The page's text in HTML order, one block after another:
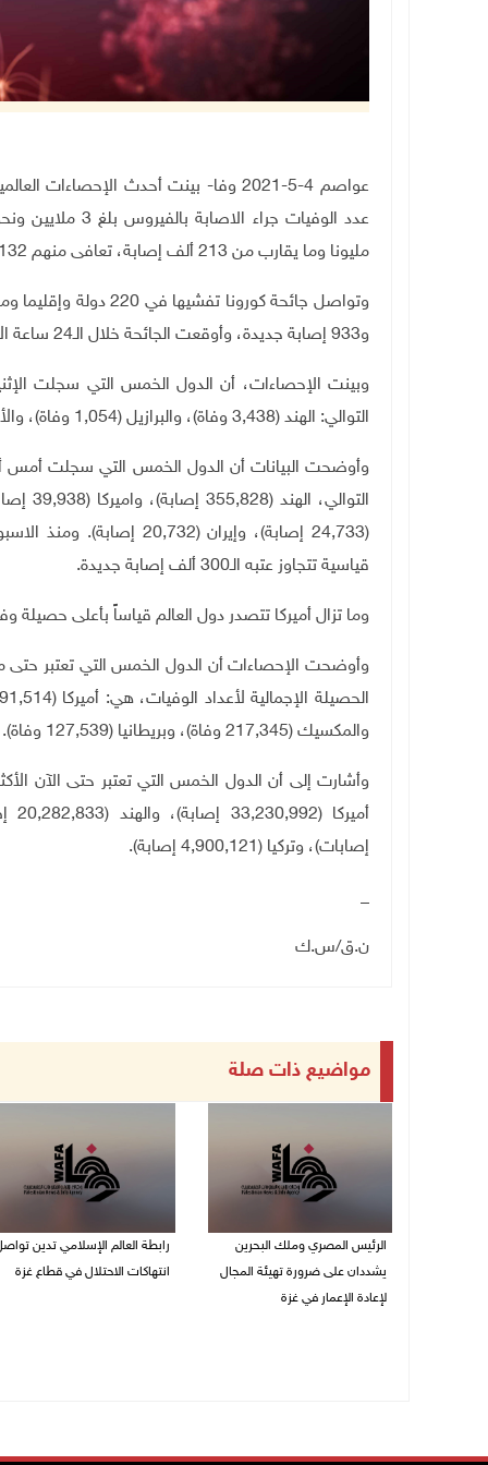
عواصم 4-5-2021 وفا- بينت أحدث
مليونا وما يقارب من 213 ألف إصابة، تعافى منهم 132 مليونا واكثر من 373 ألف مريض.
و933 إصابة جديدة، وأوقعت الجائحة خلال الـ24 ساعة الأخيرة 10,505 حالات وفاة.
وبينت الإحصاءات، أن الدول الخمس التي سجلت
التوالي: الهند (3,438 وفاة)، والبرازيل (1,054 وفاة)، والأرجنتين (540 وفاة)، وكولومبيا (464 وفاة)، واميركا (445 وفاة).
وأوضحت البيانات أن الدول الخمس التي سجلت أمس
(24,733 إصابة)، وإيران
قياسية تتجاوز عتبه الـ300 ألف إصابة جديدة.
وما تزال أميركا تتصدر دول العالم قياساً بأعلى حصيلة
وأوضحت الإحصاءات أن الدول الخمس التي تعتبر حتى
والمكسيك (217,345 وفاة)، وبريطانيا (127,539 وفاة).
وأشارت إلى أن الدول الخمس التي تعتبر حتى الآن
إصابات)، وتركيا (4,900,121 إصابة).
_
ن.ق/س.ك
مواضيع ذات صلة
الرئيس المصري وملك البحرين
يشددان على ضرورة تهيئة المجال
لإعادة الإعمار في غزة
رابطة العالم الإسلامي تدين
انتهاكات الاحتلال في قطاع غزة